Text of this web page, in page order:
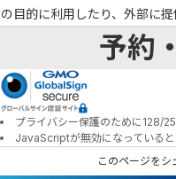
の目的に利用したり、外部に
予約
プライバシー保護のために128/
JavaScriptが無効になっていると
このページをシ